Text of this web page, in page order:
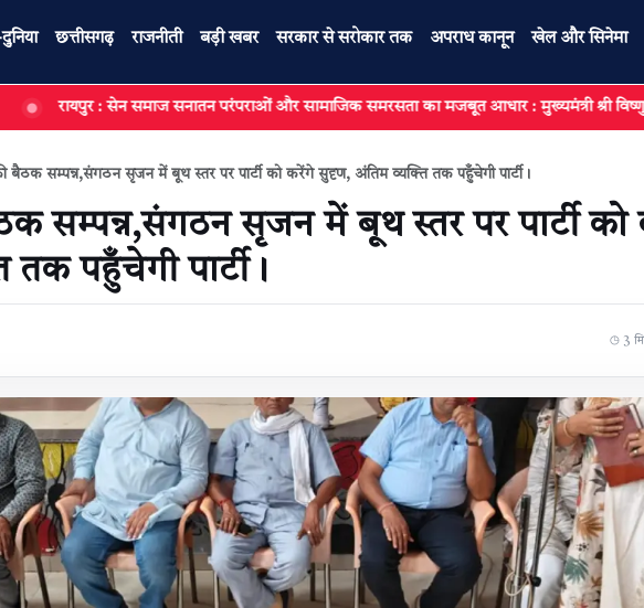
छत्तीसगढ़ राजनीती बड़ी खबर सरकार से सरोकार तक अपराध कानून खेल और सिनेमा
खबर खोजें
समाज सनातन परंपराओं और सामाजिक समरसता का मजबूत आधार : मुख्यमंत्री श्री विष्णु देव साय
बैठक सम्पन्न,संगठन सृजन में बूथ स्तर पर पार्टी को करेंगे सुदृण, अंतिम व्यक्ति तक पहुँचेगी पार्टी।
सम्पन्न,संगठन सृजन में बूथ स्तर पर पार्टी को
पहुँचेगी पार्टी।
◷ 3